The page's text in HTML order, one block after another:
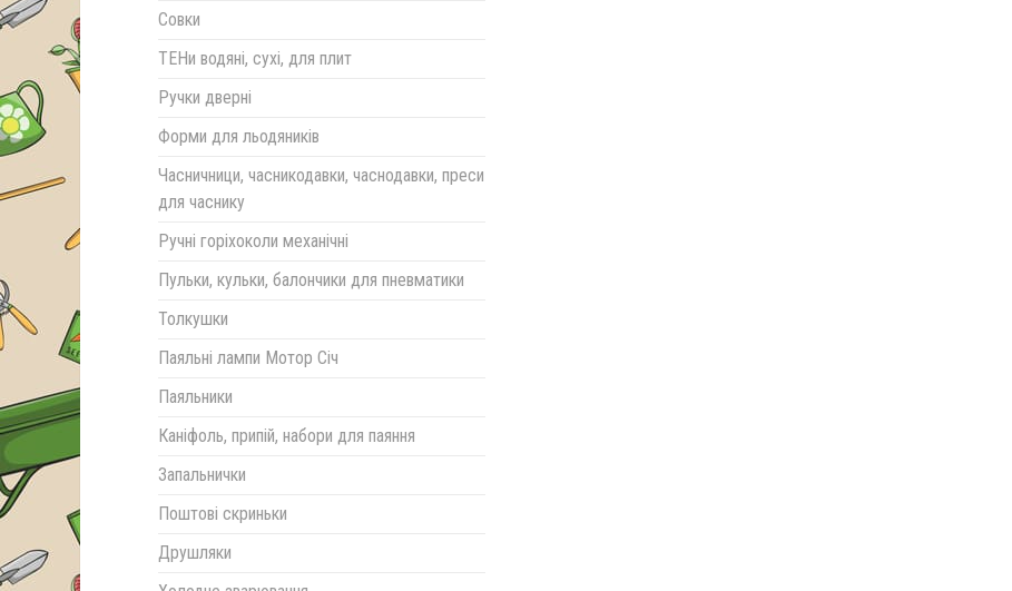
Совки
ТЕНи водяні, сухі, для плит
Ручки дверні
Форми для льодяників
Часничници, часникодавки, часнодавки, преси
для часнику
Ручні горіхоколи механічні
Пульки, кульки, балончики для пневматики
Толкушки
Паяльні лампи Мотор Січ
Паяльники
Каніфоль, припій, набори для паяння
Запальнички
Поштові скриньки
Друшляки